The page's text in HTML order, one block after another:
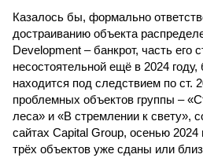
Казалось бы, формально
достраиванию объекта
Development – банкрот, часть его
несостоятельной ещё в 2024
находится под следствием по ст.
проблемных объектов группы –
леса» и «В стремлении к свету»,
сайтах Capital Group, осенью 2024
трёх объектов уже сданы или